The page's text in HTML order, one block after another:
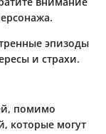
эпизоды
и страхи.
помимо
которые могут